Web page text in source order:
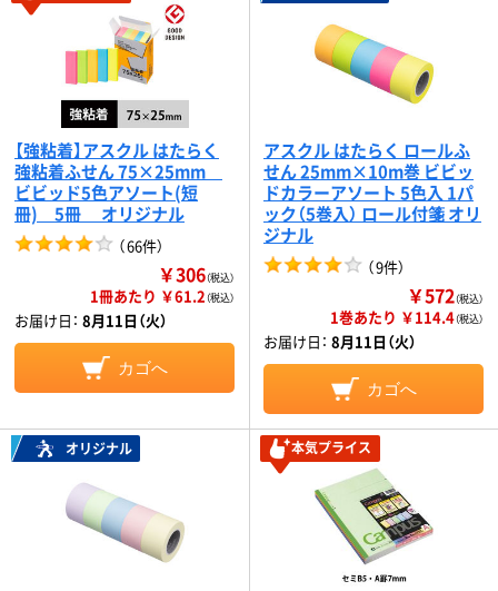
【強粘着】アスクル はたらく
強粘着ふせん 75×25mm
ビビッド5色アソート(短
冊) 5冊 オリジナル
（66件）
￥306（税込）
1冊あたり ￥61.2（税込）
お届け日： 8月11日（火）
カゴへ
アスクル はたらく ロールふ
せん 25mm×10m巻 ビビッ
ドカラーアソート 5色入 1パ
ック（5巻入） ロール付箋 オリ
ジナル
（9件）
￥572（税込）
1巻あたり ￥114.4（税込）
お届け日： 8月11日（火）
カゴへ
オリジナル 本気プライス